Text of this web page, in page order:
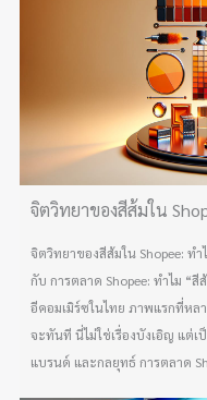
จิตวิทยาของสีส้มใน
จิตวิทยาของสีส้มใน Shopee: ท
กับ การตลาด Shopee: ทำไม “
อีคอมเมิร์ซในไทย ภาพแรกที่หล
จะทันที นี่ไม่ใช่เรื่องบังเอิญ แต่
แบรนด์ และกลยุทธ์ การตลาด